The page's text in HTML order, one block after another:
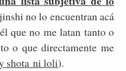
no lo encuentran acá
que no me latan tanto o
o que directamente me
shota ni loli).